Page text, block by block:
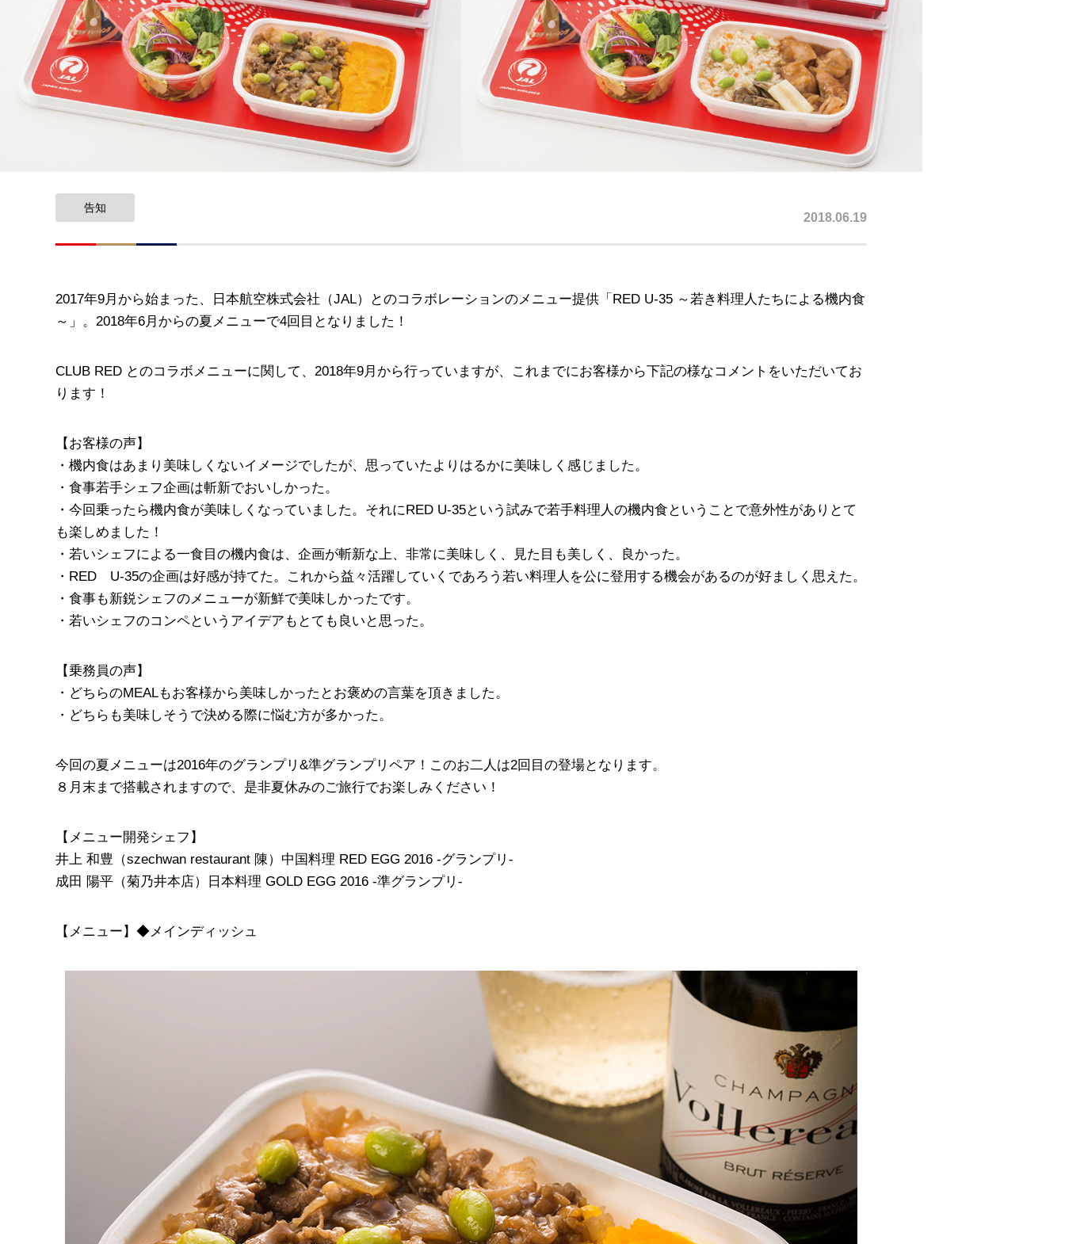
告知
2018.06.19
2017年9月から始まった、日本航空株式会社（JAL）とのコラボレーションのメニュー提供「RED U-35 ～若き料理人たちによる機内食
～」。2018年6月からの夏メニューで4回目となりました！
CLUB RED とのコラボメニューに関して、2018年9月から行っていますが、これまでにお客様から下記の様なコメントをいただいてお
ります！
【お客様の声】
・機内食はあまり美味しくないイメージでしたが、思っていたよりはるかに美味しく感じました。
・食事若手シェフ企画は斬新でおいしかった。
・今回乗ったら機内食が美味しくなっていました。それにRED U-35という試みで若手料理人の機内食ということで意外性がありとて
も楽しめました！
・若いシェフによる一食目の機内食は、企画が斬新な上、非常に美味しく、見た目も美しく、良かった。
・RED U-35の企画は好感が持てた。これから益々活躍していくであろう若い料理人を公に登用する機会があるのが好ましく思えた。
・食事も新鋭シェフのメニューが新鮮で美味しかったです。
・若いシェフのコンペというアイデアもとても良いと思った。
【乗務員の声】
・どちらのMEALもお客様から美味しかったとお褒めの言葉を頂きました。
・どちらも美味しそうで決める際に悩む方が多かった。
今回の夏メニューは2016年のグランプリ&準グランプリペア！このお二人は2回目の登場となります。
８月末まで搭載されますので、是非夏休みのご旅行でお楽しみください！
【メニュー開発シェフ】
井上 和豊（szechwan restaurant 陳）中国料理 RED EGG 2016 ‐グランプリ‐
成田 陽平（菊乃井本店）日本料理 GOLD EGG 2016 ‐準グランプリ‐
【メニュー】◆メインディッシュ